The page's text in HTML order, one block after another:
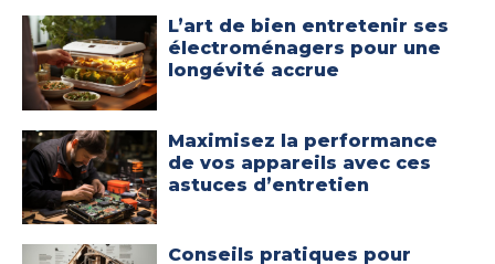
L’art de bien entretenir ses
électroménagers pour une
longévité accrue
Maximisez la performance
de vos appareils avec ces
astuces d’entretien
Conseils pratiques pour